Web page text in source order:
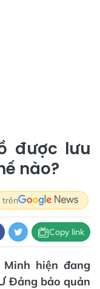
được lưu
nào?
trên
Copy link
hiện đang
Đảng bảo quản